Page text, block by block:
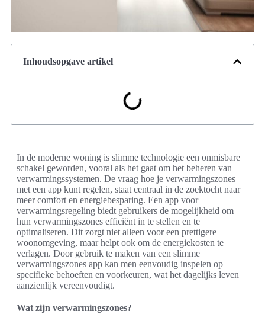
Inhoudsopgave artikel
In de moderne woning is slimme technologie een onmisbare
schakel geworden, vooral als het gaat om het beheren van
verwarmingssystemen. De vraag hoe je verwarmingszones
met een app kunt regelen, staat centraal in de zoektocht naar
meer comfort en energiebesparing. Een app voor
verwarmingsregeling biedt gebruikers de mogelijkheid om
hun verwarmingszones efficiënt in te stellen en te
optimaliseren. Dit zorgt niet alleen voor een prettigere
woonomgeving, maar helpt ook om de energiekosten te
verlagen. Door gebruik te maken van een slimme
verwarmingszones app kan men eenvoudig inspelen op
specifieke behoeften en voorkeuren, wat het dagelijks leven
aanzienlijk vereenvoudigt.
Wat zijn verwarmingszones?